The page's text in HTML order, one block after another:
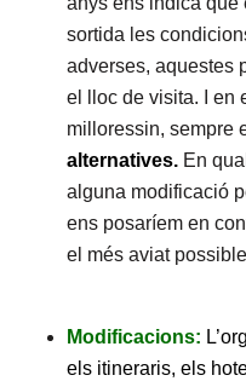
sortida les
adverses, aquestes
el lloc de visita. I en
milloressin, sempre
alternatives. En
alguna modificació
ens posaríem en
el més aviat
Modificacions:
els itineraris, els